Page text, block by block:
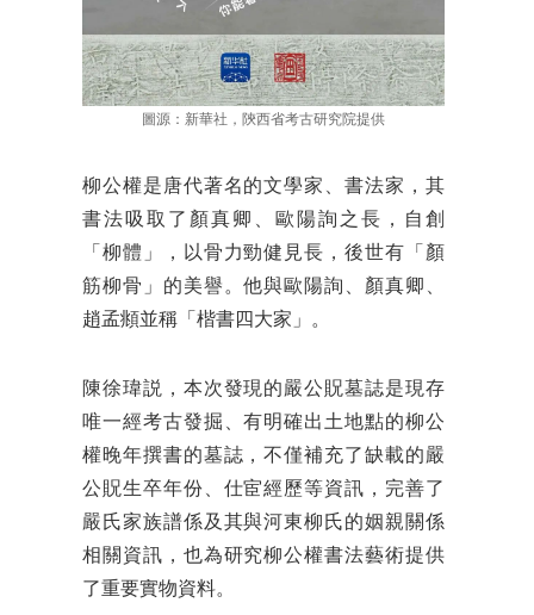
圖源：新華社，陝西省考古研究院提供
柳公權是唐代著名的文學家、書法家，其
書法吸取了顏真卿、歐陽詢之長，自創
「柳體」，以骨力勁健見長，後世有「顏
筋柳骨」的美譽。他與歐陽詢、顏真卿、
趙孟頫並稱「楷書四大家」。
陳徐瑋説，本次發現的嚴公貺墓誌是現存
唯一經考古發掘、有明確出土地點的柳公
權晚年撰書的墓誌，不僅補充了缺載的嚴
公貺生卒年份、仕宦經歷等資訊，完善了
嚴氏家族譜係及其與河東柳氏的姻親關係
相關資訊，也為研究柳公權書法藝術提供
了重要實物資料。